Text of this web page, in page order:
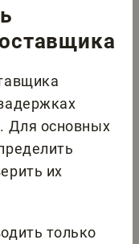
Для основных
их
только